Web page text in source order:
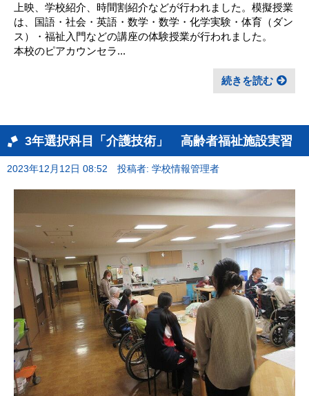
上映、学校紹介、時間割紹介などが行われました。模擬授業
は、国語・社会・英語・数学・数学・化学実験・体育（ダン
ス）・福祉入門などの講座の体験授業が行われました。
本校のピアカウンセラ...
続きを読む
3年選択科目「介護技術」 高齢者福祉施設実習
2023年12月12日 08:52 投稿者: 学校情報管理者